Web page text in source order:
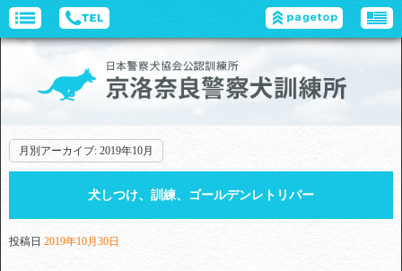
月別アーカイブ: 2019年10月
犬しつけ、訓練、ゴールデンレトリバー
投稿日 2019年10月30日